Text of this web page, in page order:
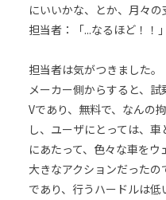
にいいかな、とか、月々の
担当者：「...なるほど！！」
担当者は気がつきました。
メーカー側からすると、
Vであり、無料で、なんの
し、ユーザにとっては、
にあたって、色々な車を
大きなアクションだった
であり、行うハードルは